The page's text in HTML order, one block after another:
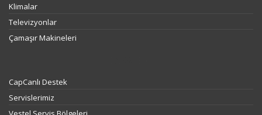
Klimalar
Televizyonlar
Çamaşır Makineleri
CapCanlı Destek
Servislerimiz